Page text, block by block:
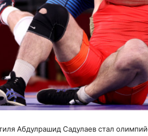
Абдулрашид Садулаев стал